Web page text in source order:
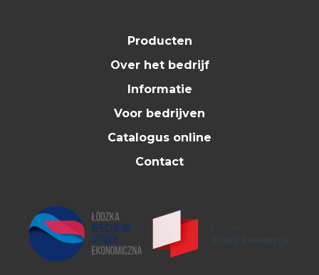
Producten
Over het bedrijf
Informatie
Voor bedrijven
Catalogus online
Contact